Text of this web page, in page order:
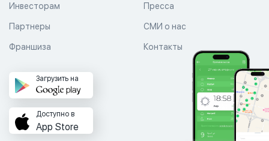
Пресса
СМИ о нас
Контакты
Инвесторам
Партнеры
Франшиза
Загрузить на
Доступно в
App Store